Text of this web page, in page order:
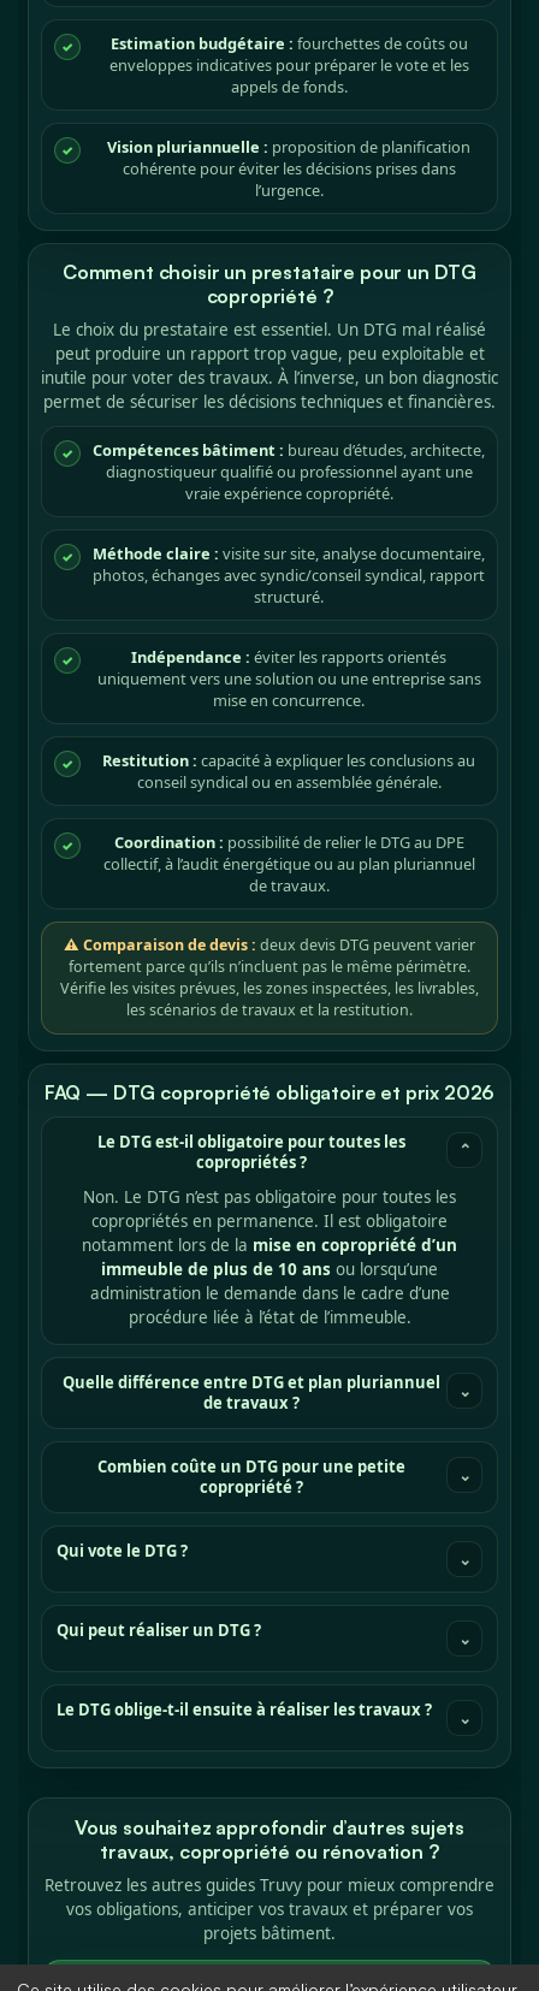
✓ Estimation budgétaire : fourchettes de coûts ou
enveloppes indicatives pour préparer le vote et les
appels de fonds.
✓ Vision pluriannuelle : proposition de planification
cohérente pour éviter les décisions prises dans
l’urgence.
Comment choisir un prestataire pour un DTG
copropriété ?
Le choix du prestataire est essentiel. Un DTG mal réalisé
peut produire un rapport trop vague, peu exploitable et
inutile pour voter des travaux. À l’inverse, un bon diagnostic
permet de sécuriser les décisions techniques et financières.
✓ Compétences bâtiment : bureau d’études, architecte,
diagnostiqueur qualifié ou professionnel ayant une
vraie expérience copropriété.
✓ Méthode claire : visite sur site, analyse documentaire,
photos, échanges avec syndic/conseil syndical, rapport
structuré.
✓ Indépendance : éviter les rapports orientés
uniquement vers une solution ou une entreprise sans
mise en concurrence.
✓ Restitution : capacité à expliquer les conclusions au
conseil syndical ou en assemblée générale.
✓ Coordination : possibilité de relier le DTG au DPE
collectif, à l’audit énergétique ou au plan pluriannuel
de travaux.
⚠ Comparaison de devis : deux devis DTG peuvent varier
fortement parce qu’ils n’incluent pas le même périmètre.
Vérifie les visites prévues, les zones inspectées, les livrables,
les scénarios de travaux et la restitution.
FAQ — DTG copropriété obligatoire et prix 2026
Le DTG est-il obligatoire pour toutes les
copropriétés ?
⌄
Non. Le DTG n’est pas obligatoire pour toutes les
copropriétés en permanence. Il est obligatoire
notamment lors de la mise en copropriété d’un
immeuble de plus de 10 ans ou lorsqu’une
administration le demande dans le cadre d’une
procédure liée à l’état de l’immeuble.
Quelle différence entre DTG et plan pluriannuel
de travaux ?
⌄
Combien coûte un DTG pour une petite
copropriété ?
⌄
Qui vote le DTG ? ⌄
Qui peut réaliser un DTG ? ⌄
Le DTG oblige-t-il ensuite à réaliser les travaux ? ⌄
Vous souhaitez approfondir d’autres sujets
travaux, copropriété ou rénovation ?
Retrouvez les autres guides Truvy pour mieux comprendre
vos obligations, anticiper vos travaux et préparer vos
projets bâtiment.
Voir les autres articles